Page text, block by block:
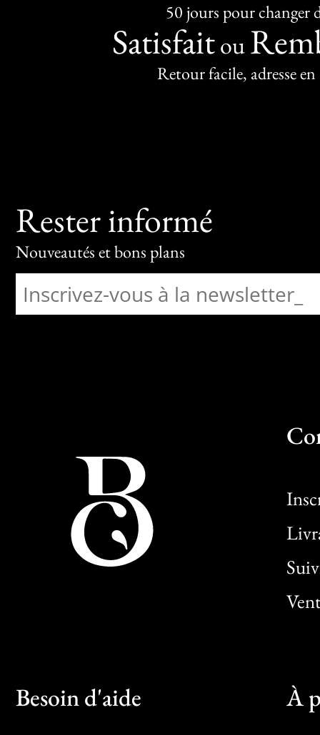
50 jours pour changer
Satisfaitou
Retour facile, adresse en
Rester informé
Nouveautés et bons plans
Besoin d'aide À